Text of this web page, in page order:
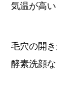
気温が高
毛穴の開
酵素洗顔